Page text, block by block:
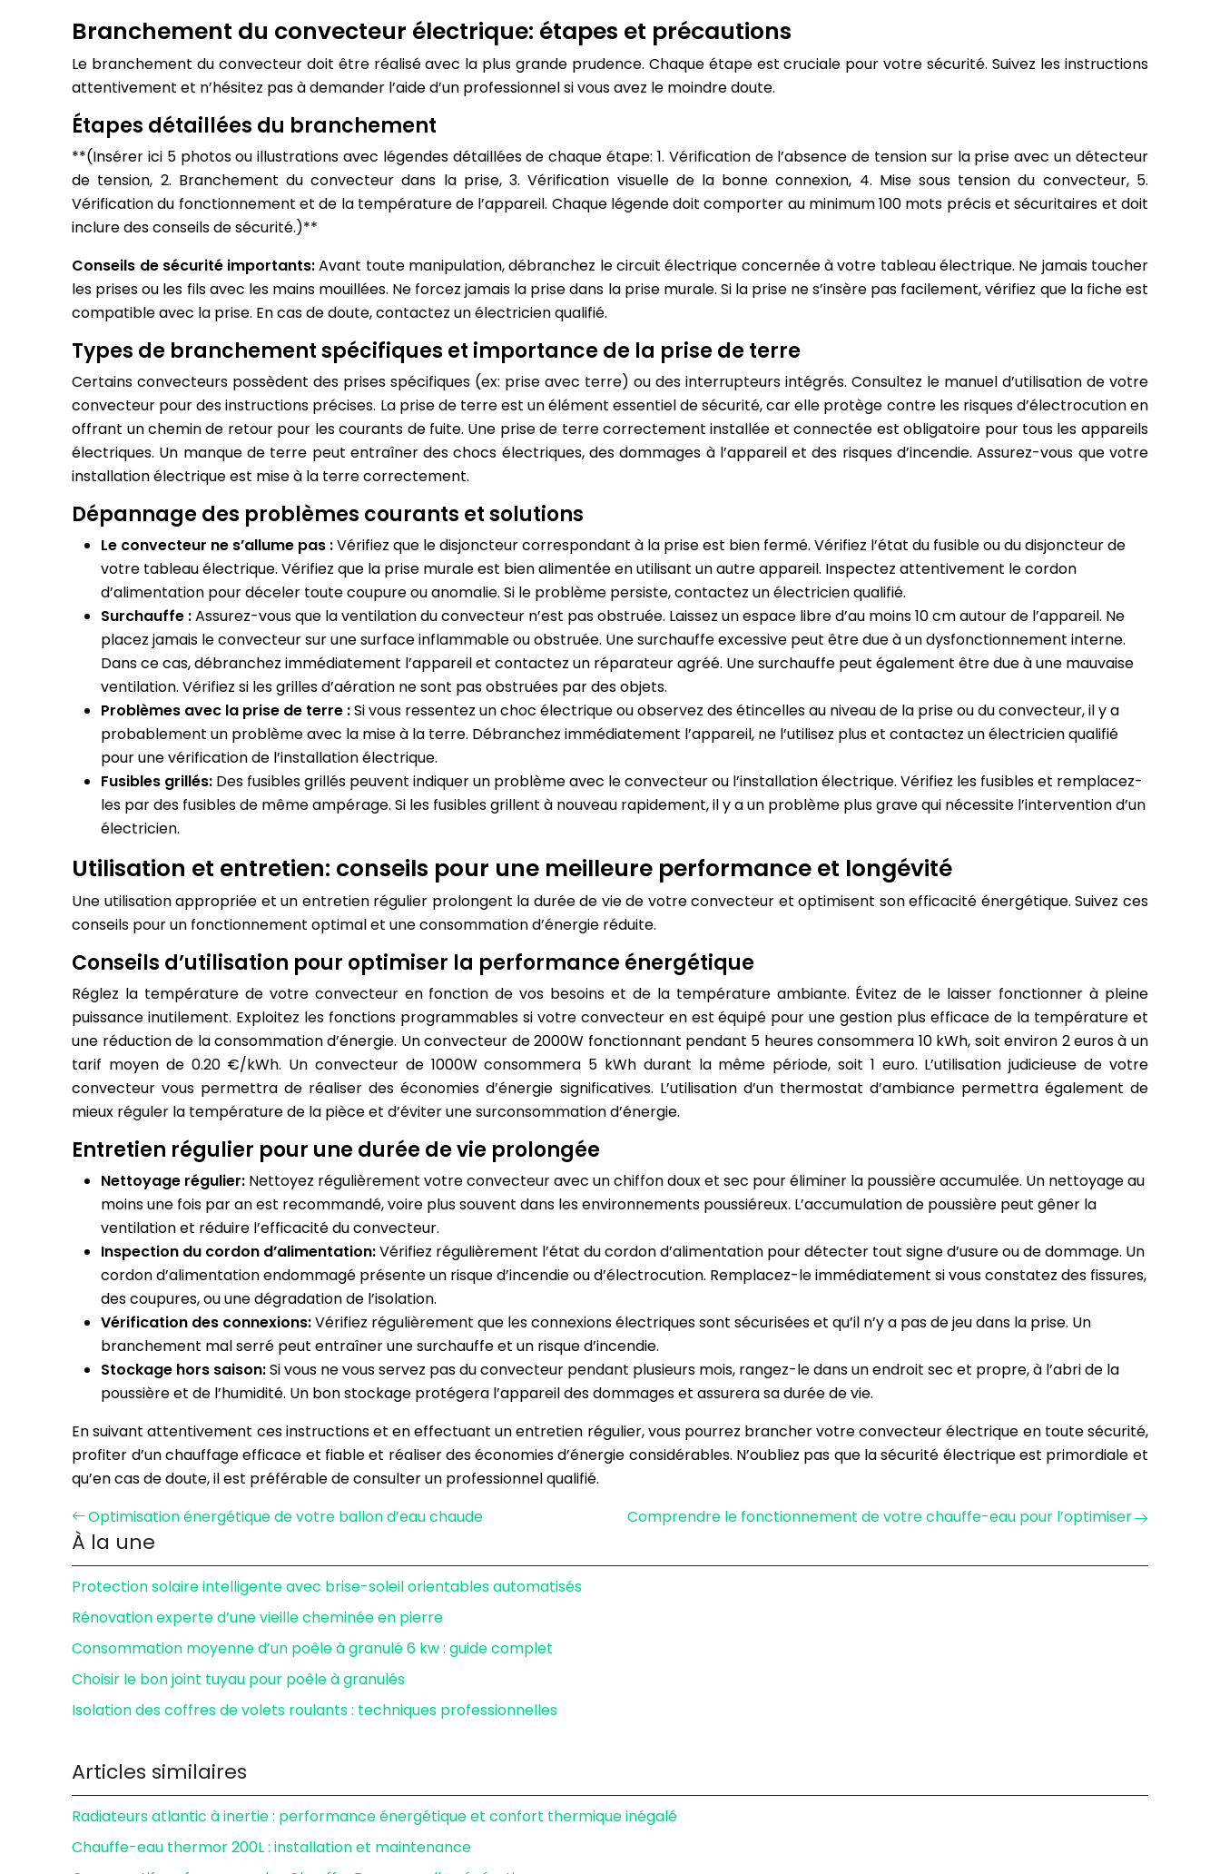
Branchement du convecteur électrique: étapes et précautions
Le branchement du convecteur doit être réalisé avec la plus grande prudence. Chaque étape est cruciale pour votre sécurité. Suivez les instructions
attentivement et n’hésitez pas à demander l’aide d’un professionnel si vous avez le moindre doute.
Étapes détaillées du branchement
**(Insérer ici 5 photos ou illustrations avec légendes détaillées de chaque étape: 1. Vérification de l’absence de tension sur la prise avec un détecteur
de tension, 2. Branchement du convecteur dans la prise, 3. Vérification visuelle de la bonne connexion, 4. Mise sous tension du convecteur, 5.
Vérification du fonctionnement et de la température de l’appareil. Chaque légende doit comporter au minimum 100 mots précis et sécuritaires et doit
inclure des conseils de sécurité.)**
Conseils de sécurité importants:Avant toute manipulation, débranchez le circuit électrique concernée à votre tableau électrique. Ne jamais toucher
les prises ou les fils avec les mains mouillées. Ne forcez jamais la prise dans la prise murale. Si la prise ne s’insère pas facilement, vérifiez que la fiche est
compatible avec la prise. En cas de doute, contactez un électricien qualifié.
Types de branchement spécifiques et importance de la prise de terre
Certains convecteurs possèdent des prises spécifiques (ex: prise avec terre) ou des interrupteurs intégrés. Consultez le manuel d’utilisation de votre
convecteur pour des instructions précises. La prise de terre est un élément essentiel de sécurité, car elle protège contre les risques d’électrocution en
offrant un chemin de retour pour les courants de fuite. Une prise de terre correctement installée et connectée est obligatoire pour tous les appareils
électriques. Un manque de terre peut entraîner des chocs électriques, des dommages à l’appareil et des risques d’incendie. Assurez-vous que votre
installation électrique est mise à la terre correctement.
Dépannage des problèmes courants et solutions
Le convecteur ne s’allume pas :Vérifiez que le disjoncteur correspondant à la prise est bien fermé. Vérifiez l’état du fusible ou du disjoncteur de
votre tableau électrique. Vérifiez que la prise murale est bien alimentée en utilisant un autre appareil. Inspectez attentivement le cordon
d’alimentation pour déceler toute coupure ou anomalie. Si le problème persiste, contactez un électricien qualifié.
Surchauffe :Assurez-vous que la ventilation du convecteur n’est pas obstruée. Laissez un espace libre d’au moins 10 cm autour de l’appareil. Ne
placez jamais le convecteur sur une surface inflammable ou obstruée. Une surchauffe excessive peut être due à un dysfonctionnement interne.
Dans ce cas, débranchez immédiatement l’appareil et contactez un réparateur agréé. Une surchauffe peut également être due à une mauvaise
ventilation. Vérifiez si les grilles d’aération ne sont pas obstruées par des objets.
Problèmes avec la prise de terre :Si vous ressentez un choc électrique ou observez des étincelles au niveau de la prise ou du convecteur, il y a
probablement un problème avec la mise à la terre. Débranchez immédiatement l’appareil, ne l’utilisez plus et contactez un électricien qualifié
pour une vérification de l’installation électrique.
Fusibles grillés: Des fusibles grillés peuvent indiquer un problème avec le convecteur ou l’installation électrique. Vérifiez les fusibles et remplacez-
les par des fusibles de même ampérage. Si les fusibles grillent à nouveau rapidement, il y a un problème plus grave qui nécessite l’intervention d’un
électricien.
Utilisation et entretien: conseils pour une meilleure performance et longévité
Une utilisation appropriée et un entretien régulier prolongent la durée de vie de votre convecteur et optimisent son efficacité énergétique. Suivez ces
conseils pour un fonctionnement optimal et une consommation d’énergie réduite.
Conseils d’utilisation pour optimiser la performance énergétique
Réglez la température de votre convecteur en fonction de vos besoins et de la température ambiante. Évitez de le laisser fonctionner à pleine
puissance inutilement. Exploitez les fonctions programmables si votre convecteur en est équipé pour une gestion plus efficace de la température et
une réduction de la consommation d’énergie. Un convecteur de 2000W fonctionnant pendant 5 heures consommera 10 kWh, soit environ 2 euros à un
tarif moyen de 0.20 €/kWh. Un convecteur de 1000W consommera 5 kWh durant la même période, soit 1 euro. L’utilisation judicieuse de votre
convecteur vous permettra de réaliser des économies d’énergie significatives. L’utilisation d’un thermostat d’ambiance permettra également de
mieux réguler la température de la pièce et d’éviter une surconsommation d’énergie.
Entretien régulier pour une durée de vie prolongée
Nettoyage régulier: Nettoyez régulièrement votre convecteur avec un chiffon doux et sec pour éliminer la poussière accumulée. Un nettoyage au
moins une fois par an est recommandé, voire plus souvent dans les environnements poussiéreux. L’accumulation de poussière peut gêner la
ventilation et réduire l’efficacité du convecteur.
Inspection du cordon d’alimentation:Vérifiez régulièrement l’état du cordon d’alimentation pour détecter tout signe d’usure ou de dommage. Un
cordon d’alimentation endommagé présente un risque d’incendie ou d’électrocution. Remplacez-le immédiatement si vous constatez des fissures,
des coupures, ou une dégradation de l’isolation.
Vérification des connexions:Vérifiez régulièrement que les connexions électriques sont sécurisées et qu’il n’y a pas de jeu dans la prise. Un
branchement mal serré peut entraîner une surchauffe et un risque d’incendie.
Stockage hors saison:Si vous ne vous servez pas du convecteur pendant plusieurs mois, rangez-le dans un endroit sec et propre, à l’abri de la
poussière et de l’humidité. Un bon stockage protégera l’appareil des dommages et assurera sa durée de vie.
En suivant attentivement ces instructions et en effectuant un entretien régulier, vous pourrez brancher votre convecteur électrique en toute sécurité,
profiter d’un chauffage efficace et fiable et réaliser des économies d’énergie considérables. N’oubliez pas que la sécurité électrique est primordiale et
qu’en cas de doute, il est préférable de consulter un professionnel qualifié.
Optimisation énergétique de votre ballon d’eau chaude
Comprendre le fonctionnement de votre chauffe-eau pour l’optimiser
À la une
Protection solaire intelligente avec brise-soleil orientables automatisés
Rénovation experte d’une vieille cheminée en pierre
Consommation moyenne d’un poêle à granulé 6 kw : guide complet
Choisir le bon joint tuyau pour poêle à granulés
Isolation des coffres de volets roulants : techniques professionnelles
Articles similaires
Radiateurs atlantic à inertie : performance énergétique et confort thermique inégalé
Chauffe-eau thermor 200L : installation et maintenance